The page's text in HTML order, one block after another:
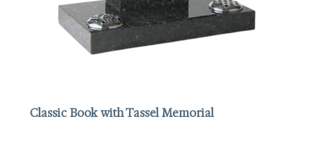
Classic Book with Tassel Memorial